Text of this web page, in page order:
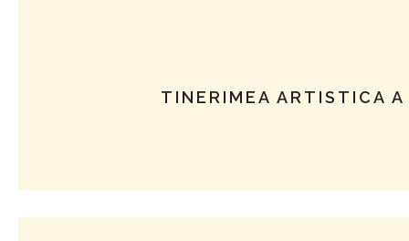
TINERIMEA ARTISTICA